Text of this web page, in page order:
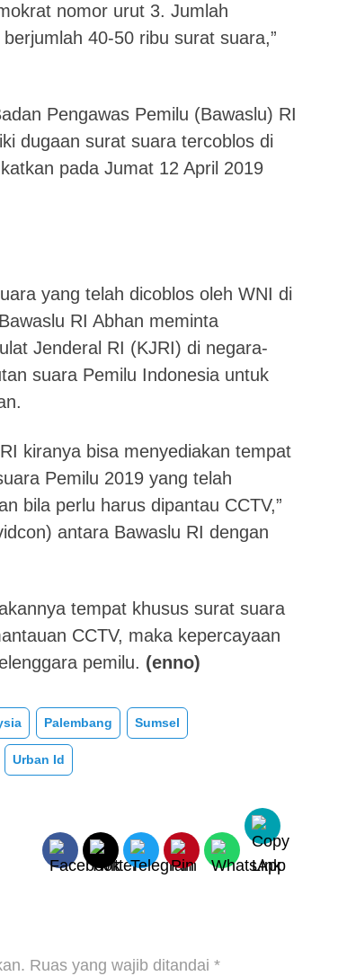
nomor urut 3. Jumlah
40-50 ribu surat suara,”
Pengawas Pemilu (Bawaslu) RI
dugaan surat suara tercoblos di
pada Jumat 12 April 2019
yang telah dicoblos oleh WNI di
RI Abhan meminta
Jenderal RI (KJRI) di negara-
suara Pemilu Indonesia untuk
kiranya bisa menyediakan tempat
Pemilu 2019 yang telah
bila perlu harus dipantau CCTV,”
antara Bawaslu RI dengan
tempat khusus surat suara
CCTV, maka kepercayaan
pemilu. (enno)
Palembang Sumsel
Urban Id
Ruas yang wajib ditandai *